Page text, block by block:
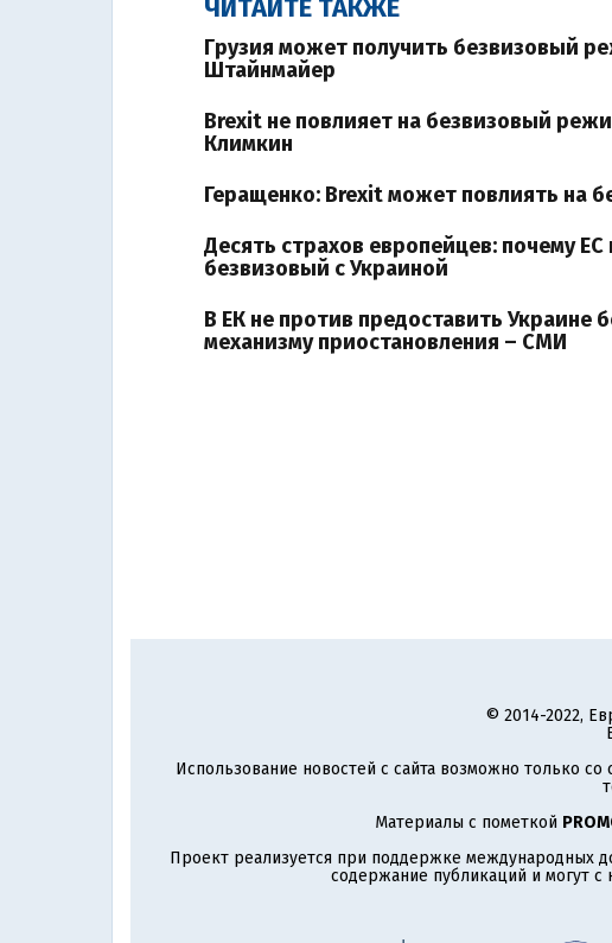
ЧИТАЙТЕ ТАКЖЕ
Грузия может получить безвизовый
Штайнмайер
Brexit не повлияет на безвизовый
Климкин
Геращенко: Brexit может повлиять на
Десять страхов европейцев: почему
безвизовый с Украиной
В ЕК не против предоставить Украине
механизму приостановления – СМИ
© 2014-2022,
Использование новостей с сайта возможно только
Материалы с пометкой
Проект реализуется при поддержке международных
содержание публикаций и могут с